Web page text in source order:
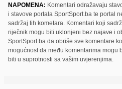
NAPOMENA: Komentari odražavaju
i stavove portala SportSport.ba te portal
sadržaj tih kometara. Komentari koji
riječnik mogu biti uklonjeni bez najave i
SportSport.ba da obriše sve komentare
mogućnost da među komentarima mogu
biti u suprotnosti sa vašim uvjerenjima.